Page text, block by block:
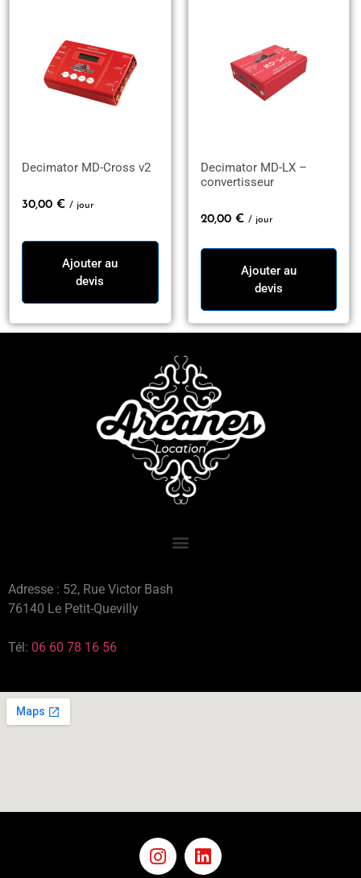
Decimator MD-Cross v2
30,00 € / jour
Ajouter au
devis
Decimator MD-LX –
convertisseur
20,00 € / jour
Ajouter au
devis
Adresse : 52, Rue Victor Bash
76140 Le Petit-Quevilly
Tél: 06 60 78 16 56